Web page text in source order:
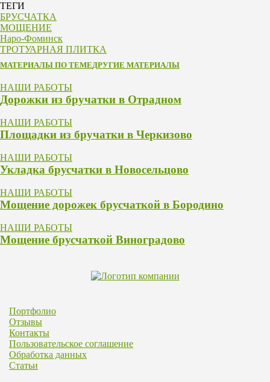
ТЕГИ
БРУСЧАТКА
МОЩЕНИЕ
Наро-Фоминск
ТРОТУАРНАЯ ПЛИТКА
МАТЕРИАЛЫ ПО ТЕМЕДРУГИЕ МАТЕРИАЛЫ
НАШИ РАБОТЫ
Дорожки из бручатки в Отрадном
НАШИ РАБОТЫ
Площадки из бручатки в Черкизово
НАШИ РАБОТЫ
Укладка брусчатки в Новосельцово
НАШИ РАБОТЫ
Мощение дорожек брусчаткой в Бородино
НАШИ РАБОТЫ
Мощение брусчаткой Виноградово
Портфолио
Отзывы
Контакты
Пользовательское соглашение
Обработка данных
Статьи